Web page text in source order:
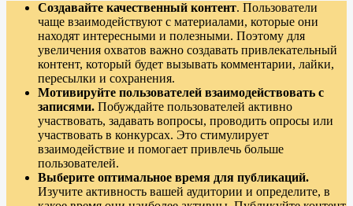
Создавайте качественный контент. Пользователи
чаще взаимодействуют с материалами, которые они
находят интересными и полезными. Поэтому для
увеличения охватов важно создавать привлекательный
контент, который будет вызывать комментарии, лайки,
пересылки и сохранения.
Мотивируйте пользователей взаимодействовать с
записями. Побуждайте пользователей активно
участвовать, задавать вопросы, проводить опросы или
участвовать в конкурсах. Это стимулирует
взаимодействие и помогает привлечь больше
пользователей.
Выберите оптимальное время для публикаций.
Изучите активность вашей аудитории и определите, в